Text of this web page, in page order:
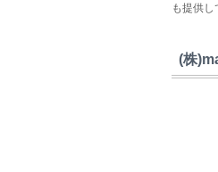
も提供し
(株